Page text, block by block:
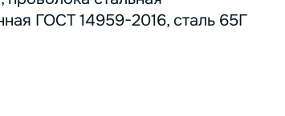
ГОСТ 14959-2016, сталь 65Г